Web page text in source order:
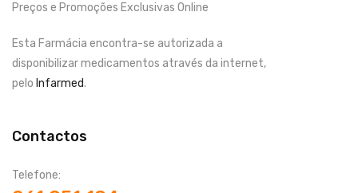
Preços e Promoções Exclusivas Online
Esta Farmácia encontra-se autorizada a
disponibilizar medicamentos através da internet,
pelo Infarmed.
Contactos
Telefone: